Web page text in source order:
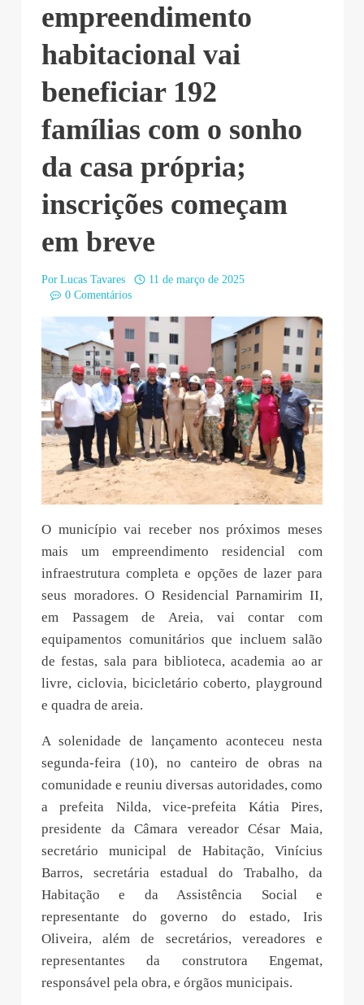
empreendimento
habitacional vai
beneficiar 192
famílias com o sonho
da casa própria;
inscrições começam
em breve
Por Lucas Tavares
11 de março de 2025
0 Comentários
O município vai receber nos próximos meses
mais um empreendimento residencial com
infraestrutura completa e opções de lazer para
seus moradores. O Residencial Parnamirim II,
em Passagem de Areia, vai contar com
equipamentos comunitários que incluem salão
de festas, sala para biblioteca, academia ao ar
livre, ciclovia, bicicletário coberto, playground
e quadra de areia.
A solenidade de lançamento aconteceu nesta
segunda-feira (10), no canteiro de obras na
comunidade e reuniu diversas autoridades, como
a prefeita Nilda, vice-prefeita Kátia Pires,
presidente da Câmara vereador César Maia,
secretário municipal de Habitação, Vinícius
Barros, secretária estadual do Trabalho, da
Habitação e da Assistência Social e
representante do governo do estado, Iris
Oliveira, além de secretários, vereadores e
representantes da construtora Engemat,
responsável pela obra, e órgãos municipais.